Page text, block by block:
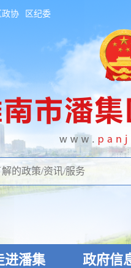
政协 区纪委
进潘集 政府信